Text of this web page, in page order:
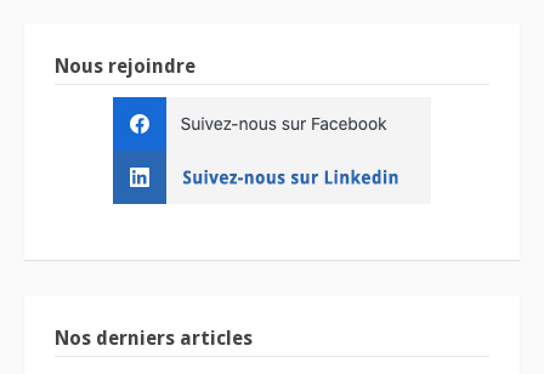
Nous rejoindre
Nos derniers articles